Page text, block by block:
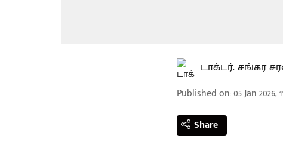
டாக்டர். சங்கர
Published on:05 Jan 2026,
Share